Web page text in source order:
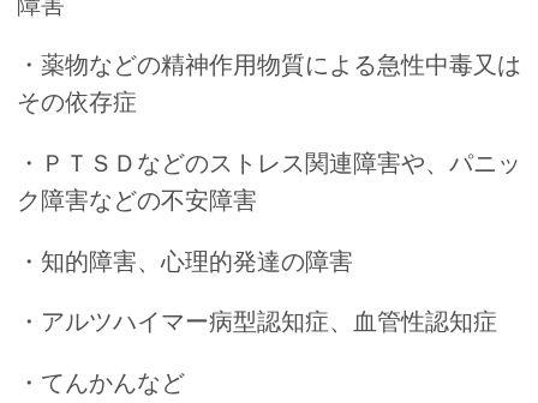
・薬物などの精神作用物質による急性中毒又は
その依存症
・ＰＴＳＤなどのストレス関連障害や、パニッ
ク障害などの不安障害
・知的障害、心理的発達の障害
・アルツハイマー病型認知症、血管性認知症
・てんかんなど